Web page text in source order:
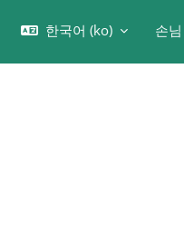
검색 입력 전환한국어 ‎(ko)‎ 손